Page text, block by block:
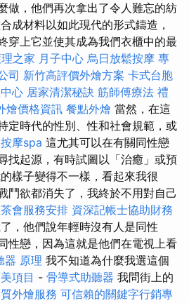
做，他們再次拿出了令人難忘的紡
成材料以如此現代的形式鑄造，
穿上它並使其成為我們衣櫃中的最
之家 月子中心 烏日放鬆按摩 專
司 新竹高評價外燴方案 卡式台胞
心 居家清潔秘訣 筋師傅療法 禮
燴價格資訊 餐點外燴 當然，在這
定時代的性別、性和社會規範，或
摩spa 這尤其可以在有關同性戀
找起源，有時試圖以「治癒」或預
樣子變得不一樣，看起來我很
鬥欲都消失了，我終於不用對自己
會服務安排 資深記帳士協助財務
，他們說年輕時沒有人是同性
性戀，因為這就是他們在電視上看
器 原理 我不知道為什麼我選這個
項目 - 骨導式助聽器 我問街上的
外燴服務 可信賴的關鍵字行銷專